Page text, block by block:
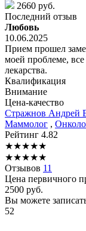
2660 руб.
Последний отзыв
Любовь
10.06.2025
Прием прошел
моей проблеме,
лекарства.
Квалификация
Внимание
Цена-качество
Стражнов Андрей
Маммолог ,
Рейтинг 4.82
★★★★★
★★★★★
Отзывов 11
Цена первичного
2500 руб.
Вы можете
52